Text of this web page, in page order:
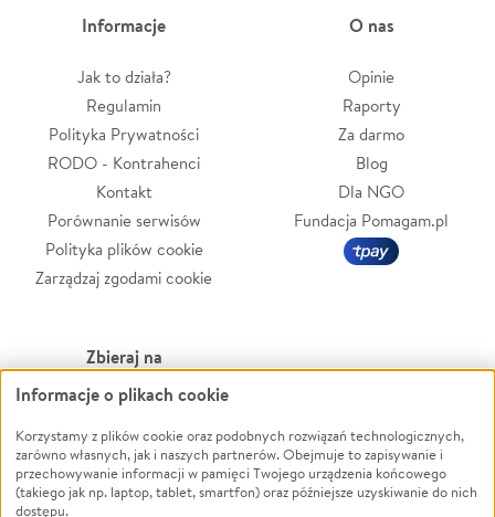
Informacje
Jak to działa?
Regulamin
Polityka Prywatności
RODO - Kontrahenci
Kontakt
Porównanie serwisów
Polityka plików cookie
Zarządzaj zgodami cookie
O nas
Opinie
Raporty
Za darmo
Blog
Dla NGO
Fundacja Pomagam.pl
Zbieraj na
Leczenie
Zwierzęta
Pożar
Ukraina
Powódź
Wichura
NGO
Informacje o plikach cookie
Korzystamy z plików cookie oraz podobnych rozwiązań technologicznych,
zarówno własnych, jak i naszych partnerów. Obejmuje to zapisywanie i
przechowywanie informacji w pamięci Twojego urządzenia końcowego
(takiego jak np. laptop, tablet, smartfon) oraz późniejsze uzyskiwanie do nich
dostępu.